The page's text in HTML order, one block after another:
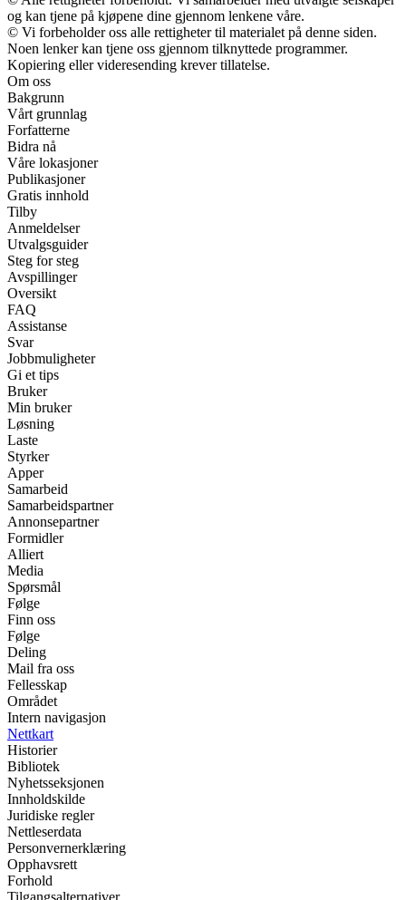
og kan tjene på kjøpene dine gjennom lenkene våre.
© Vi forbeholder oss alle rettigheter til materialet på denne siden.
Noen lenker kan tjene oss gjennom tilknyttede programmer.
Kopiering eller videresending krever tillatelse.
Om oss
Bakgrunn
Vårt grunnlag
Forfatterne
Bidra nå
Våre lokasjoner
Publikasjoner
Gratis innhold
Tilby
Anmeldelser
Utvalgsguider
Steg for steg
Avspillinger
Oversikt
FAQ
Assistanse
Svar
Jobbmuligheter
Gi et tips
Bruker
Min bruker
Løsning
Laste
Styrker
Apper
Samarbeid
Samarbeidspartner
Annonsepartner
Formidler
Alliert
Media
Spørsmål
Følge
Finn oss
Følge
Deling
Mail fra oss
Fellesskap
Området
Intern navigasjon
Nettkart
Historier
Bibliotek
Nyhetsseksjonen
Innholdskilde
Juridiske regler
Nettleserdata
Personvernerklæring
Opphavsrett
Forhold